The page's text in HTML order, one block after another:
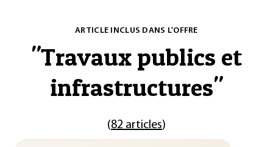
ARTICLE INCLUS DANS L'OFFRE
"Travaux publics et
infrastructures"
(82 articles)